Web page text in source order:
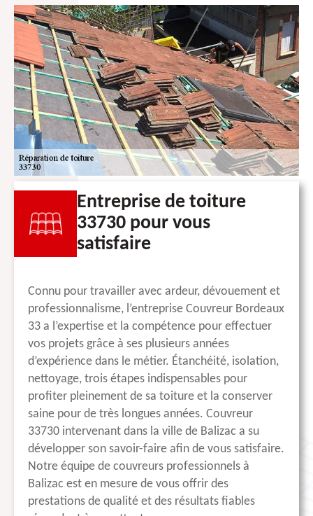
Entreprise de toiture
33730 pour vous
satisfaire
Connu pour travailler avec ardeur, dévouement et
professionnalisme, l’entreprise Couvreur Bordeaux
33 a l’expertise et la compétence pour effectuer
vos projets grâce à ses plusieurs années
d’expérience dans le métier. Étanchéité, isolation,
nettoyage, trois étapes indispensables pour
profiter pleinement de sa toiture et la conserver
saine pour de très longues années. Couvreur
33730 intervenant dans la ville de Balizac a su
développer son savoir-faire afin de vous satisfaire.
Notre équipe de couvreurs professionnels à
Balizac est en mesure de vous offrir des
prestations de qualité et des résultats fiables